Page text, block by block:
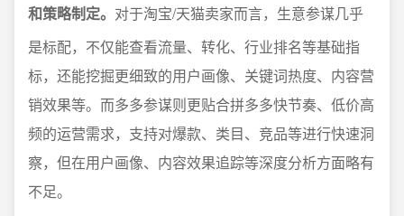
和策略制定。 对于淘宝/天猫卖家而言，生意参谋几乎
是标配，不仅能查看流量、转化、行业排名等基础指
标，还能挖掘更细致的用户画像、关键词热度、内容营
销效果等。而多多参谋则更贴合拼多多快节奏、低价高
频的运营需求，支持对爆款、类目、竞品等进行快速洞
察，但在用户画像、内容效果追踪等深度分析方面略有
不足。